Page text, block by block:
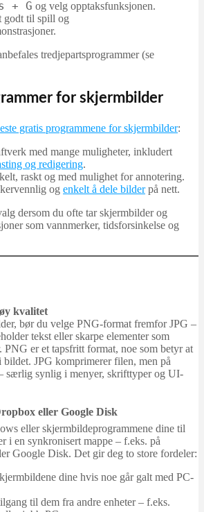
+ G og velg opptaksfunksjonen.
godt til spill og
tredjepartsprogrammer (se
for skjermbilder
gratis programmene for skjermbilder:
med mange muligheter, inkludert
og redigering.
raskt og med mulighet for annotering.
og enkelt å dele bilderpå nett.
dersom du ofte tar skjermbilder og
som vannmerker, tidsforsinkelse og
kvalitet
bør du velge PNG-format fremfor JPG –
tekst eller skarpe elementer som
PNG er et tapsfritt format, noe som betyr at
JPG komprimerer filen, men på
særlig synlig i menyer, skrifttyper og UI-
eller Google Disk
eller skjermbildeprogrammene dine til
i en synkronisert mappe – f.eks. på
Google Disk. Det gir deg to store fordeler:
dine hvis noe går galt med PC-
til dem fra andre enheter – f.eks.